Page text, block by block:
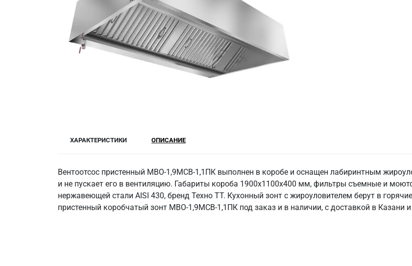
ХАРАКТЕРИСТИКИ ОПИСАНИЕ
Вентоотсос пристенный МВО-1,9МСВ-1,1ПК выполнен в коробе и оснащен лабиринтным
и не пускает его в вентиляцию. Габариты короба 1900х1100х400 мм, фильтры съемные и
нержавеющей стали AISI 430, бренд Техно ТТ. Кухонный зонт с жироуловителем берут в
пристенный коробчатый зонт МВО-1,9МСВ-1,1ПК под заказ и в наличии, с доставкой в Казани